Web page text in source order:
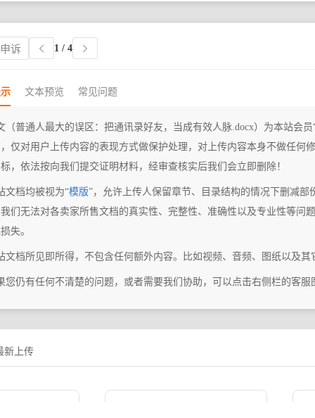
诉 1 / 4
文本预览 常见问题
（普通人最大的误区：把通讯录好友，当成有效人脉.docx）为本站会员
仅对用户上传内容的表现方式做保护处理，对上传内容本身不做任何
，依法按向我们提交证明材料，经审查核实后我们会立即删除！
文档均被视为“模版”，允许上传人保留章节、目录结构的情况下删减
们无法对各卖家所售文档的真实性、完整性、准确性以及专业性等问
失。
文档所见即所得，不包含任何额外内容。比如视频、音频、图纸以及其
您仍有任何不清楚的问题，或者需要我们协助，可以点击右侧栏的客服
新上传